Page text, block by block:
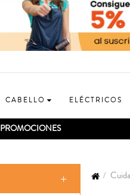
CABELLO ELÉCTRICOS
PROMOCIONES